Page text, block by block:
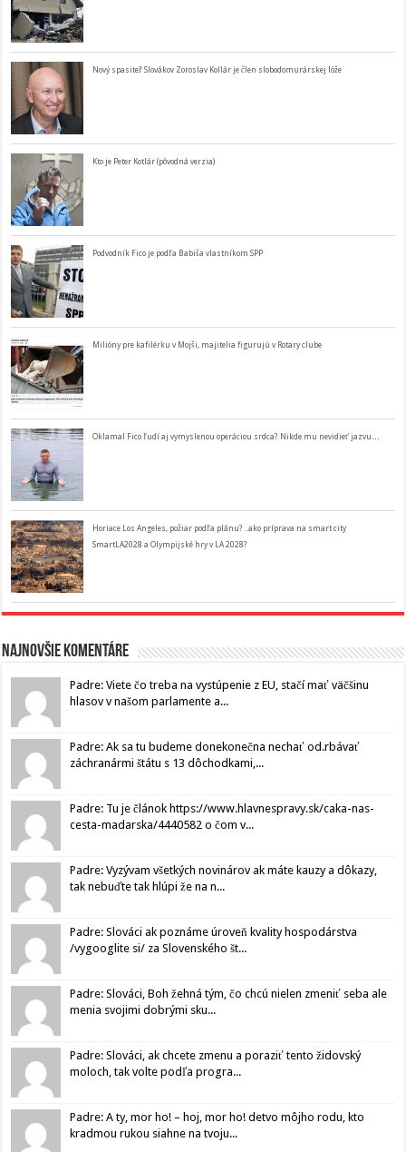
Nový spasiteľ Slovákov Zoroslav Kollár je člen slobodomurárskej lóže
Kto je Peter Kotlár (pôvodná verzia)
Podvodník Fico je podľa Babiša vlastníkom SPP
Milióny pre kafilérku v Mojši, majitelia figurujú v Rotary clube
Oklamal Fico ľudí aj vymyslenou operáciou srdca? Nikde mu nevidieť jazvu…
Horiace Los Angeles, požiar podľa plánu? ..ako príprava na smart city
SmartLA2028 a Olympijské hry v LA 2028?
Najnovšie komentáre
Padre: Viete čo treba na vystúpenie z EU, stačí mať väčšinu
hlasov v našom parlamente a...
Padre: Ak sa tu budeme donekonečna nechať od.rbávať
záchranármi štátu s 13 dôchodkami,...
Padre: Tu je článok https://www.hlavnespravy.sk/caka-nas-
cesta-madarska/4440582 o čom v...
Padre: Vyzývam všetkých novinárov ak máte kauzy a dôkazy,
tak nebuďte tak hlúpi že na n...
Padre: Slováci ak poznáme úroveň kvality hospodárstva
/vygooglite si/ za Slovenského št...
Padre: Slováci, Boh žehná tým, čo chcú nielen zmeniť seba ale
menia svojimi dobrými sku...
Padre: Slováci, ak chcete zmenu a poraziť tento židovský
moloch, tak volte podľa progra...
Padre: A ty, mor ho! – hoj, mor ho! detvo môjho rodu, kto
kradmou rukou siahne na tvoju...